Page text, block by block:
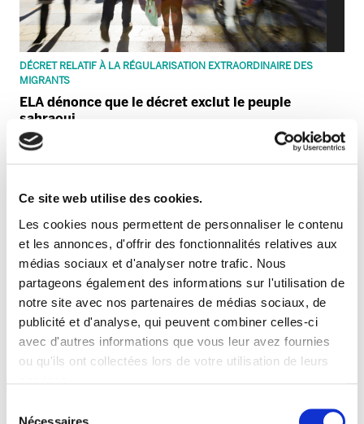
Ce site web utilise des cookies.
Les cookies nous permettent de personnaliser le contenu
et les annonces, d'offrir des fonctionnalités relatives aux
médias sociaux et d'analyser notre trafic. Nous
partageons également des informations sur l'utilisation de
notre site avec nos partenaires de médias sociaux, de
publicité et d'analyse, qui peuvent combiner celles-ci
avec d'autres informations que vous leur avez fournies
ou qu'ils ont collectées lors de votre utilisation de leurs
DÉCRET RELATIF À LA RÉGULARISATION EXTRAORDINAIRE DES
MIGRANTS
ELA dénonce que le décret exclut le peuple
sahraoui
PALESTINE